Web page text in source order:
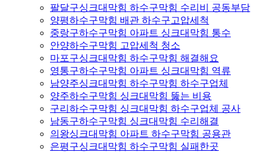
팔달구싱크대막힘 하수구막힘 수리비 공동부담
양평하수구막힘 배관 하수구고압세척
중랑구하수구막힘 아파트 싱크대막힘 통수
안양하수구막힘 고압세척 청소
마포구싱크대막힘 하수구막힘 해결해요
영통구하수구막힘 아파트 싱크대막힘 역류
남양주싱크대막힘 하수구막힘 하수구업체
양주하수구막힘 싱크대막힘 뚫는 비용
구리하수구막힘 싱크대막힘 하수구업체 공사
남동구하수구막힘 싱크대막힘 수리해결
의왕싱크대막힘 아파트 하수구막힘 공용관
은평구싱크대막힘 하수구막힘 실패한곳